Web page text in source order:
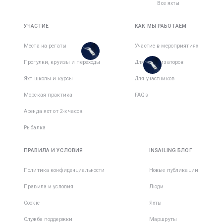
1командe
активный
Есть
места в
Все яхты
УЧАСТИЕ
Места на регаты
Прогулки, круизы и переходы
Яхт школы и курсы
Морская практика
Аренда яхт от 2-х часов!
Рыбалка
КАК МЫ РАБОТАЕМ
Участие в мероприятиях
Для организаторов
Для участников
FAQs
ПРАВИЛА И УСЛОВИЯ
Политика конфиденциальности
Правила и условия
Cookie
Служба поддержки
INSAILING БЛОГ
Новые публикации
Люди
Яхты
Маршруты